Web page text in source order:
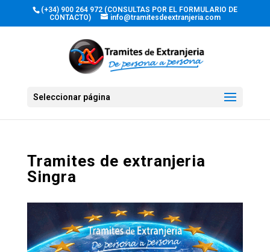
(+34) 900 264 972 (CONSULTAS POR EL FORMULARIO DE
CONTACTO)
info@tramitesdeextranjeria.com
Seleccionar página
Tramites de extranjeria
Singra